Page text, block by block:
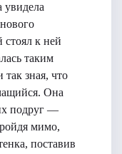
увидела
стоял к ней
таким
зная, что
Она
подруг —
мимо,
поставив